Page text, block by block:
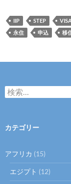
IIP STEP
永住
申込 移
検
索
カテゴリー
アフリカ (15)
エジプト (12)